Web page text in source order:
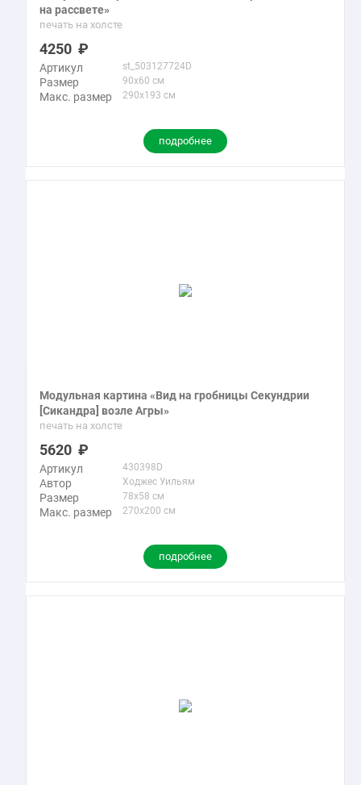
на рассвете»
печать на холсте
4250
Артикул st_503127724D
Размер 90x60 см
Макс. размер 290x193 см
подробнее
Модульная картина «Вид на гробницы Секундрии
[Сикандра] возле Агры»
печать на холсте
5620
Артикул 430398D
Автор Ходжес Уильям
Размер 78x58 см
Макс. размер 270x200 см
подробнее